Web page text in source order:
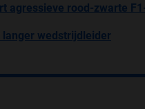
agressieve rood-zwarte
wedstrijdleider